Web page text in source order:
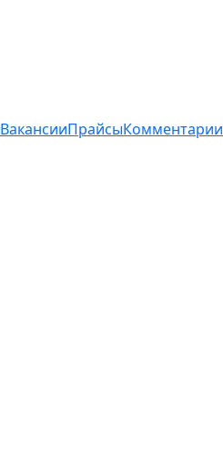
ВакансииПрайсыКомментарии